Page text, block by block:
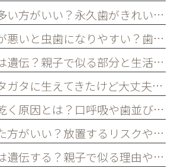
乳歯のすき間は多い方がいい？永久歯がきれいに並ぶために必要な理由を歯科医が解説｜宮原・さいたま市北区の歯医者
子どもの歯並びが悪いと虫歯になりやすい？歯並びとお口の健康の関係を歯科医が解説｜宮原・さいたま市北区の歯医者
子どもの歯並びは遺伝？親子で似る部分と生活習慣で変えられる部分を歯科医が解説｜宮原・さいたま市北区の歯医者
子どもの歯がガタガタに生えてきたけど大丈夫？永久歯の歯並びについて歯科医が解説｜宮原・さいたま市北区の歯医者
朝起きると口が乾く原因とは？口呼吸や歯並びとの関係を歯科医が解説｜宮原・さいたま市北区の歯医者
歯ぎしりは治した方がいい？放置するリスクや原因を歯科医が解説｜宮原・さいたま市北区の歯医者
子どもの歯並びは遺伝する？親子で似る理由や予防できるポイントを歯科医が解説｜宮原・さいたま市北区の歯医者